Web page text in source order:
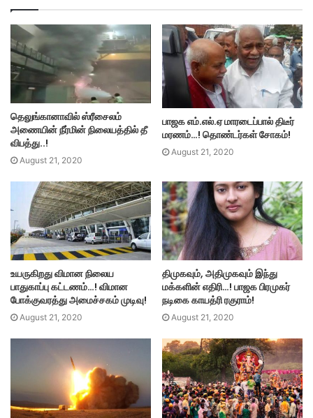
தெலுங்கானாவில் ஸ்ரீசைலம்
அணையின் நீர்மின் நிலையத்தில் தீ
விபத்து..!
August 21, 2020
பாஜக எம்.எல்.ஏ மாரடைப்பால் திடீர்
மரணம்…! தொண்டர்கள் சோகம்!
August 21, 2020
உயருகிறது விமான நிலைய
பாதுகாப்பு கட்டணம்…! விமான
போக்குவரத்து அமைச்சகம் முடிவு!
August 21, 2020
திமுகவும், அதிமுகவும் இந்து
மக்களின் எதிரி…! பாஜக பிரமுகர்
நடிகை காயத்ரி ரகுராம்!
August 21, 2020